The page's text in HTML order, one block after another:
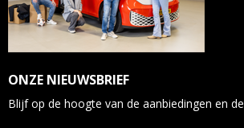
ONZE NIEUWSBRIEF
Blijf op de hoogte van de aanbiedingen en